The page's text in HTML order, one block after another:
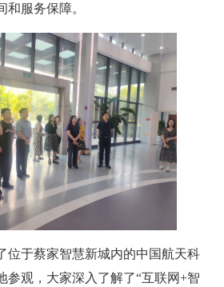
服务保障。
位于蔡家智慧新城内的中国航天科
参观，大家深入了解了“互联网+智